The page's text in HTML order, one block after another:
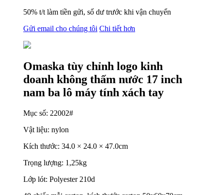
50% t/t làm tiền gửi, số dư trước khi vận chuyển
Gửi email cho chúng tôi Chi tiết hơn
Omaska ​​tùy chỉnh logo kinh
doanh không thấm nước 17 inch
nam ba lô máy tính xách tay
Mục số: 22002#
Vật liệu: nylon
Kích thước: 34.0 × 24.0 × 47.0cm
Trọng lượng: 1,25kg
Lớp lót: Polyester 210d